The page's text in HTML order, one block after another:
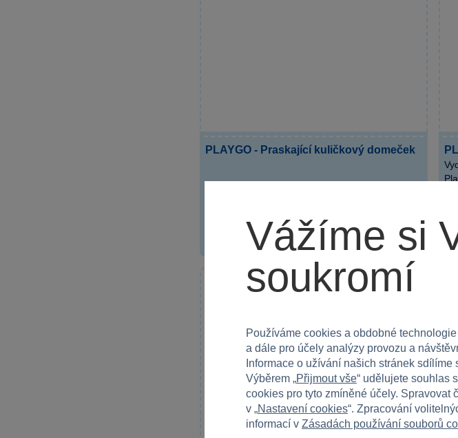
PLAYGO - Praskající kuličkový domeček
Do košíku
Klubová cena
Vážíme si
soukromí
Používáme cookies a obdobné
a dále pro účely analýzy provozu a
Informace o užívání našich stránek
Výběrem „Přijmout vše“ udělujete souhlas
cookies pro tyto zmíněné účely.
v „Nastavení cookies“. Zpracování
informací v Zásadách používání souborů